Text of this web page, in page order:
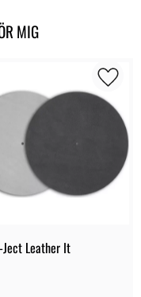
MIG
Ject Leather It